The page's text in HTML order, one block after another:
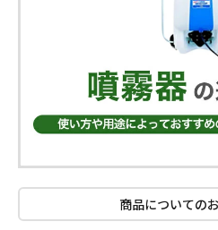
商品についての